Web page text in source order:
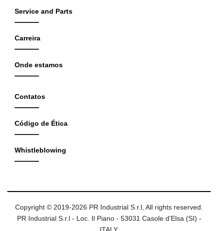
Service and Parts
Carreira
Onde estamos
Contatos
Código de Ética
Whistleblowing
Copyright © 2019-2026 PR Industrial S.r.l, All rights reserved.
PR Industrial S.r.l - Loc. Il Piano - 53031 Casole d'Elsa (SI) -
ITALY.